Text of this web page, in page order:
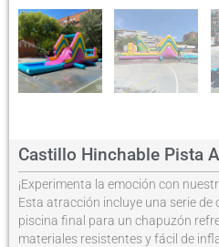
Castillo Hinchable Pista
¡Experimenta la emoción con
Esta atracción incluye una serie
piscina final para un chapuzón
materiales resistentes y fácil de